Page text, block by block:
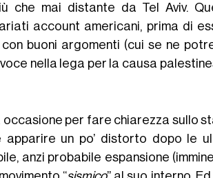
che mai distante da Tel Aviv.
account americani, prima di
buoni argomenti (cui se ne
nella lega per la causa
occasione per fare chiarezza sullo
apparire un po’ distorto dopo le
anzi probabile espansione